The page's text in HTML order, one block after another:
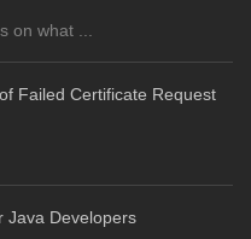
on what ...
Failed Certificate Request
Java Developers